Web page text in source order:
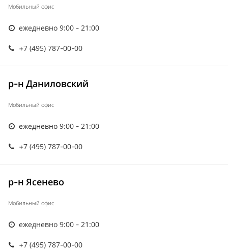
Мобильный офис
ежедневно 9:00 - 21:00
+7 (495) 787-00-00
р-н Даниловский
Мобильный офис
ежедневно 9:00 - 21:00
+7 (495) 787-00-00
р-н Ясенево
Мобильный офис
ежедневно 9:00 - 21:00
+7 (495) 787-00-00